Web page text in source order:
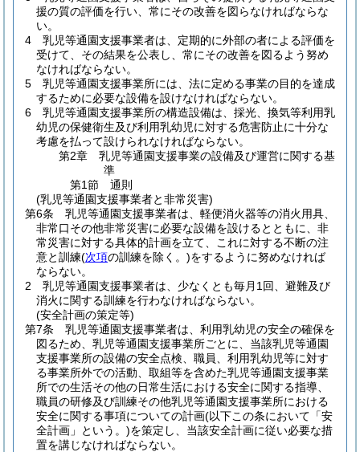
援の質の評価を行い、常にその改善を図らなければならな
い。
4
乳児等通園支援事業者は、定期的に外部の者による評価を
受けて、その結果を公表し、常にその改善を図るよう努め
なければならない。
5
乳児等通園支援事業所には、法に定める事業の目的を達成
するために必要な設備を設けなければならない。
6
乳児等通園支援事業所の構造設備は、採光、換気等利用乳
幼児の保健衛生及び利用乳幼児に対する危害防止に十分な
考慮を払って設けられなければならない。
第2章
乳児等通園支援事業の設備及び運営に関する基
準
第1節
通則
(乳児等通園支援事業者と非常災害)
第6条
乳児等通園支援事業者は、軽便消火器等の消火用具、
非常口その他非常災害に必要な設備を設けるとともに、非
常災害に対する具体的計画を立て、これに対する不断の注
意と訓練(次項の訓練を除く。)をするように努めなければ
ならない。
2
乳児等通園支援事業者は、少なくとも毎月1回、避難及び
消火に関する訓練を行わなければならない。
(安全計画の策定等)
第7条
乳児等通園支援事業者は、利用乳幼児の安全の確保を
図るため、乳児等通園支援事業所ごとに、当該乳児等通園
支援事業所の設備の安全点検、職員、利用乳幼児等に対す
る事業所外での活動、取組等を含めた乳児等通園支援事業
所での生活その他の日常生活における安全に関する指導、
職員の研修及び訓練その他乳児等通園支援事業所における
安全に関する事項についての計画(以下この条において「安
全計画」という。)を策定し、当該安全計画に従い必要な措
置を講じなければならない。